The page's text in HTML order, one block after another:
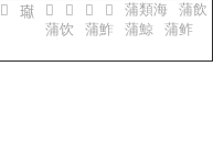
𤩼 𤩽 𤩾 𤩿 𤪁 𤪂 蒲類海
蒲飲
蒲饮
蒲鮓 蒲鯨
蒲鲊